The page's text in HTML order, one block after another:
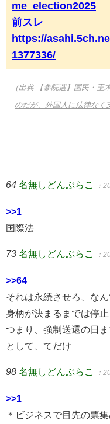
me_election2025
前スレ
https://
1377336/
（出典 【参院選】国民・玉
のだが、外国人に法律な
64 名無しどんぶらこ ：
>>1
国際法
73 名無しどんぶらこ ：
>>64
それは永続させろ、な
身柄が決まるまでは停
つまり、強制送還の日
として、てだけ
98 名無しどんぶらこ ：
>>1
＊ビジネスで目先の票